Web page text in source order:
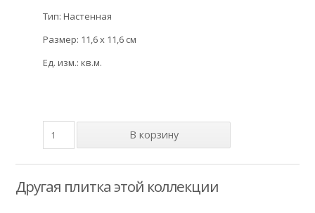
Тип: Настенная
Размер: 11,6 x 11,6 см
Ед. изм.: кв.м.
Другая плитка этой коллекции